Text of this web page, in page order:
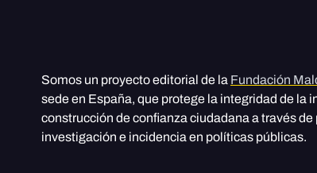
Somos un proyecto editorial de la Fundación
sede en España, que protege la integridad de la
construcción de confianza ciudadana a través
investigación e incidencia en políticas públicas.